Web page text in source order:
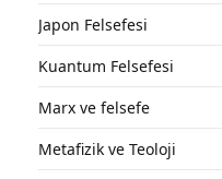
Japon Felsefesi
Kuantum Felsefesi
Marx ve felsefe
Metafizik ve Teoloji